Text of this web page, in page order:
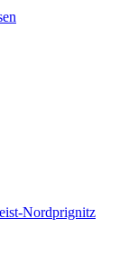
Nordprignitz